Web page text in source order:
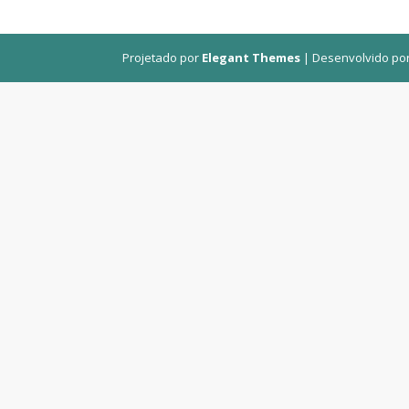
Projetado por Elegant Themes | Desenvolvido